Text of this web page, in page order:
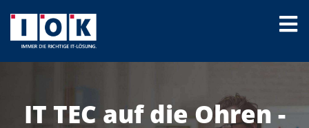
IT TEC auf die Ohren -